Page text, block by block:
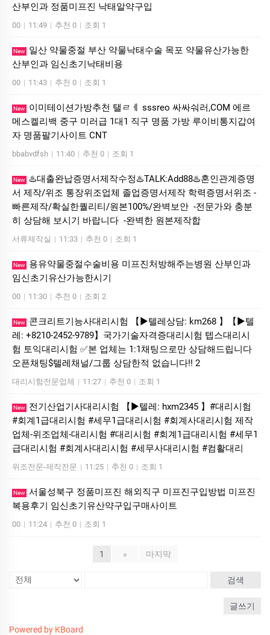
산부인과 정품미­프진 낙­태알약구입
00 | 11:49 | 추천 0 | 조회 1
New
일산 약물중절 부산 약물낙태수술 목포 약물유산가능한
산부인과 임신초기낙­태비용
00 | 11:43 | 추천 0 | 조회 1
New
이미테이션가방추천 탤ㄹㅔ sssreo 싸싸숴러,COM 에르
메스켈리백 중구 미러급 1대1 직구 명품 가방 루이비통지갑여
자 명품팔기사이트 CNT
bbabvdfsh | 11:40 | 추천 0 | 조회 1
New
♨️대출완납증명서제작수정♨️TALK:Add88♨️혼인관계증명
서 제작/위조 통장위조업체 졸업증명서제작 학력증명서위조 -
빠른제작/확실한퀄리티/원본100%/완벽보안 -전문가와 충분
히 상담해 보시기 바랍니다 -완벽한 원본제작합
서류제작실 | 11:33 | 추천 0 | 조회 1
New
용유약물중절수술비용 미프진처방해주는병원 산부인과
임신초기유산가능한시기
00 | 11:30 | 추천 0 | 조회 2
New
콘크리트기능사대리시험 【▶텔레상담: km268 】【▶텔
레: +8210-2452-9789】국가기술자격증대리시험 텝스대리시
험 토익대리시험 ✅본 업체는 1:1채팅으로만 상담해드립니다
오픈채팅$텔레채널/그룹 상담한적 없습니다!! 2
대리시험전문업체 | 11:27 | 추천 0 | 조회 1
New
전기산업기사대리시험 【▶텔레: hxm2345 】#대리시험
#회계1급대리시험 #세무1급대리시험 #회계사대리시험 제작
업체-위조업체-대리시험 #대리시험 #회계1급대리시험 #세무1
급대리시험 #회계사대리시험 #세무사대리시험 #컴활대리
위조전문-제작전문 | 11:25 | 추천 0 | 조회 1
New 서울성북구 정품미프진 해외직구 미프진구입방법 미프진
복용후기 임신초기유산약구입구매사이트
00 | 11:24 | 추천 0 | 조회 1
1 » 마지막
검색
글쓰기
Powered by KBoard